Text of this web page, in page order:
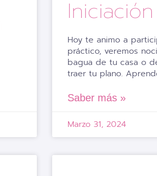
Hoy te animo a
práctico, veremos
bagua de tu casa o
traer tu plano.
Saber más »
Marzo 31, 2024